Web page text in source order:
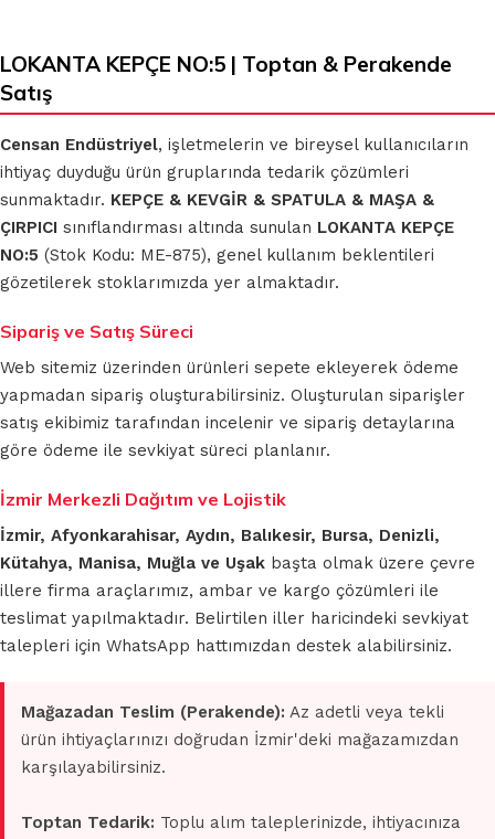
LOKANTA KEPÇE NO:5 | Toptan & Perakende
Satış
Censan Endüstriyel, işletmelerin ve bireysel kullanıcıların
ihtiyaç duyduğu ürün gruplarında tedarik çözümleri
sunmaktadır. KEPÇE & KEVGİR & SPATULA & MAŞA &
ÇIRPICI sınıflandırması altında sunulan LOKANTA KEPÇE
NO:5 (Stok Kodu: ME-875), genel kullanım beklentileri
gözetilerek stoklarımızda yer almaktadır.
Sipariş ve Satış Süreci
Web sitemiz üzerinden ürünleri sepete ekleyerek ödeme
yapmadan sipariş oluşturabilirsiniz. Oluşturulan siparişler
satış ekibimiz tarafından incelenir ve sipariş detaylarına
göre ödeme ile sevkiyat süreci planlanır.
İzmir Merkezli Dağıtım ve Lojistik
İzmir, Afyonkarahisar, Aydın, Balıkesir, Bursa, Denizli,
Kütahya, Manisa, Muğla ve Uşak başta olmak üzere çevre
illere firma araçlarımız, ambar ve kargo çözümleri ile
teslimat yapılmaktadır. Belirtilen iller haricindeki sevkiyat
talepleri için WhatsApp hattımızdan destek alabilirsiniz.
Mağazadan Teslim (Perakende): Az adetli veya tekli
ürün ihtiyaçlarınızı doğrudan İzmir'deki mağazamızdan
karşılayabilirsiniz.
Toptan Tedarik: Toplu alım taleplerinizde, ihtiyacınıza